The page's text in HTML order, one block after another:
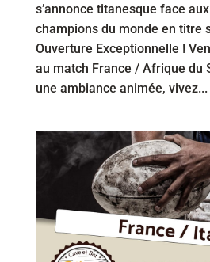
s’annonce titanesque face
champions du monde en titre
Ouverture Exceptionnelle !
au match France / Afrique du
une ambiance animée, vivez...